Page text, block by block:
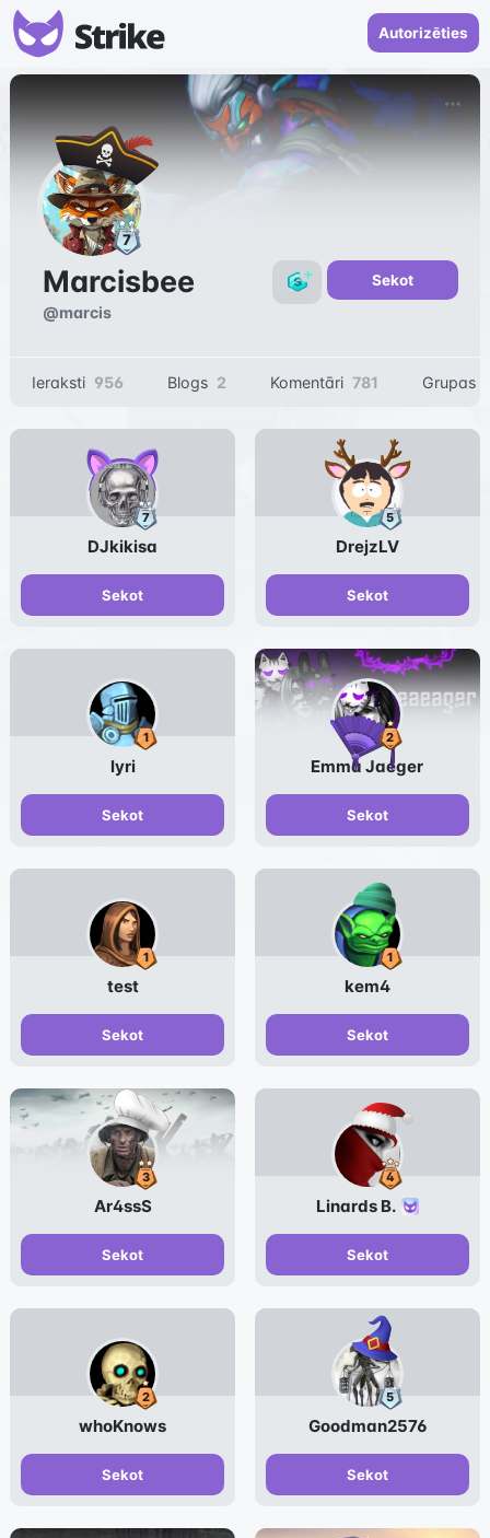
Autorizēties
Marcisbee
@marcis
Sekot
Ieraksti 956 Blogs 2 Komentāri 781 Grupas
DJkikisa
Sekot
DrejzLV
Sekot
lyri
Sekot
Emma Jaeger
Sekot
test
Sekot
kem4
Sekot
Ar4ssS
Sekot
Linards B.
Sekot
whoKnows
Sekot
Goodman2576
Sekot